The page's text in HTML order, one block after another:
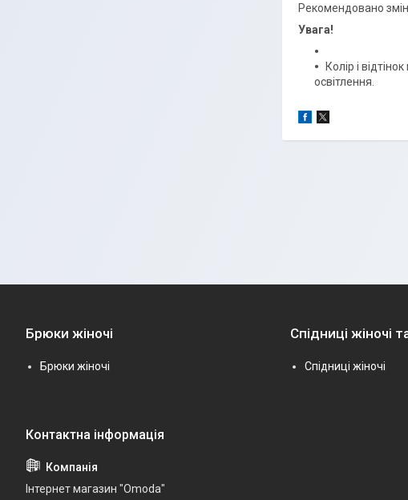
Рекомендовано
Увага!
Колір і
освітлення.
Брюки жіночі
Брюки жіночі
Спідниці жіночі
Спідниці жіночі
Інтернет магазин "Omoda"